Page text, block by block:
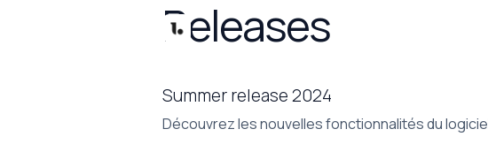
Releases
Summer release 2024
Découvrez les nouvelles fonctionnalités du